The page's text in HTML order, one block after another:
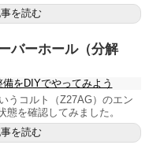
を読む
バーホール（分解
備をDIYでやってみよう
うコルト（Z27AG）のエン
態を確認してみました。
を読む